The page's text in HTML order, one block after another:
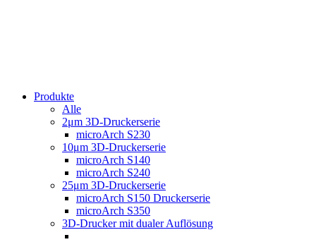
Produkte
Alle
2μm 3D-Druckerserie
microArch S230
10μm 3D-Druckerserie
microArch S140
microArch S240
25μm 3D-Druckerserie
microArch S150 Druckerserie
microArch S350
3D-Drucker mit dualer Auflösung